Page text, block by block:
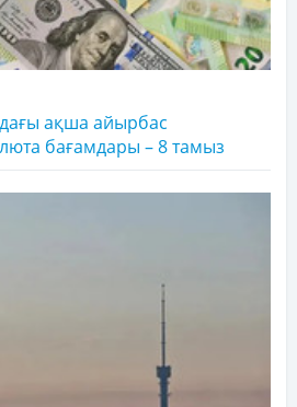
ақша айырбас
бағамдары – 8 тамыз